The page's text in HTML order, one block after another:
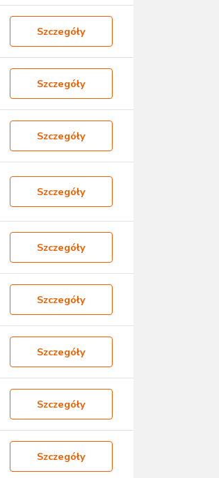
Szczegóły
Szczegóły
Szczegóły
Szczegóły
Szczegóły
Szczegóły
Szczegóły
Szczegóły
Szczegóły